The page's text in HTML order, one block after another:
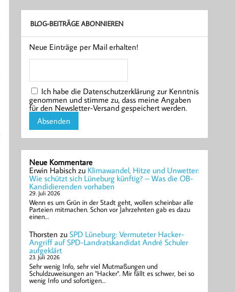
BLOG-BEITRÄGE ABONNIEREN
Neue Einträge per Mail erhalten!
Ich habe die Datenschutzerklärung zur Kenntnis
genommen und stimme zu, dass meine Angaben
für den Newsletter-Versand gespeichert werden.
Neue Kommentare
Erwin Habisch zu Klimawandel, Hitze und Unwetter:
Wie schützt sich Lüneburg künftig? – Was die OB-
Kandidierenden vorhaben
29. Juli 2026
Wenn es um Grün in der Stadt geht, wollen scheinbar alle
Parteien mitmachen. Schon vor Jahrzehnten gab es dazu
einen…
Thorsten zuSPD Lüneburg: Vermuteter Hacker-
Angriff auf SPD-Landratskandidat André Schuler
aufgeklärt
23. Juli 2026
Sehr wenig Info, sehr viel Mutmaßungen und
Schuldzuweisungen an "Hacker". Mir fällt es schwer, bei so
wenig Info und sofortigen…